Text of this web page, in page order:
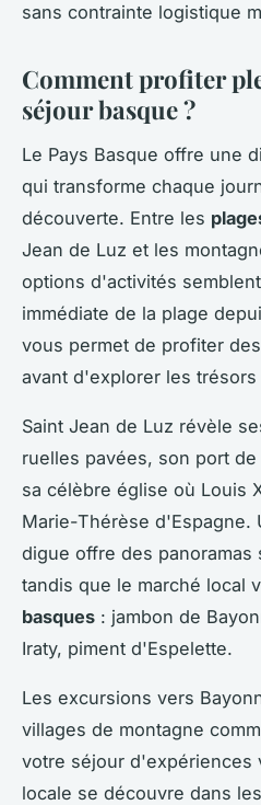
sans contrainte logistique
Comment profiter
séjour basque ?
Le Pays Basque offre une
qui transforme chaque
découverte. Entre les
Jean de Luz et les
options d'activités
immédiate de la plage
vous permet de profiter
avant d'explorer les
Saint Jean de Luz révèle
ruelles pavées, son port
sa célèbre église où Louis
Marie-Thérèse d'Espagne.
digue offre des panoramas
tandis que le marché local
basques : jambon de
Iraty, piment d'Espelette.
Les excursions vers
villages de montagne
votre séjour d'expériences
locale se découvre dans